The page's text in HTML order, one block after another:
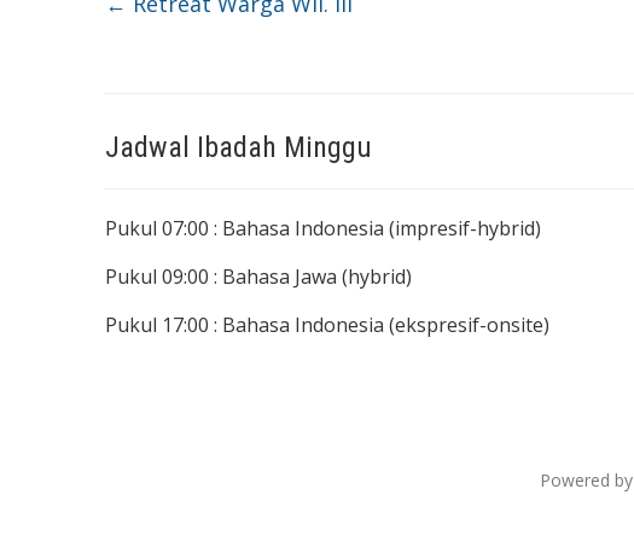
Jadwal Ibadah Minggu
Pukul 07:00 : Bahasa Indonesia (impresif-hybrid)
Pukul 09:00 : Bahasa Jawa (hybrid)
Pukul 17:00 : Bahasa Indonesia (ekspresif-onsite)
Powered by